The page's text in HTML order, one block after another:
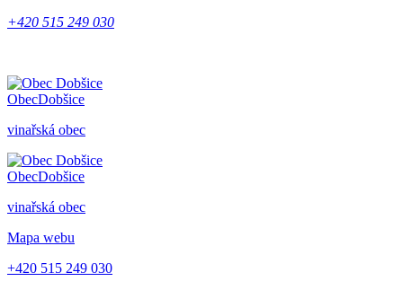
+420 515 249 030
ObecDobšice
vinařská obec
ObecDobšice
vinařská obec
Mapa webu
+420 515 249 030